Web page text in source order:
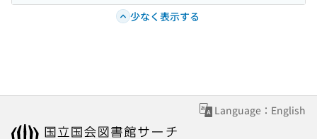
少なく表示する
Language：English